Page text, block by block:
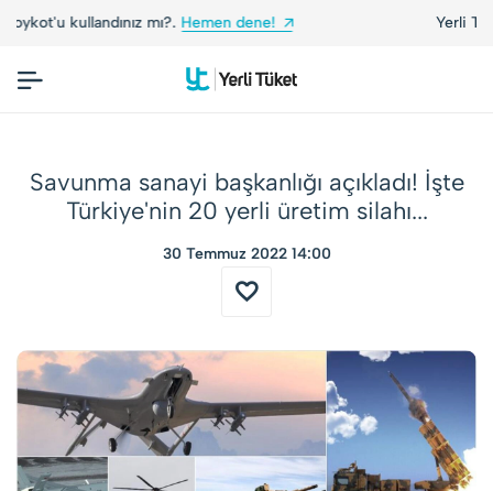
Yerli Tüketiciler, Yerli Markalarla Buluşuyor!
Savunma sanayi başkanlığı açıkladı! İşte
Türkiye'nin 20 yerli üretim silahı...
30 Temmuz 2022 14:00